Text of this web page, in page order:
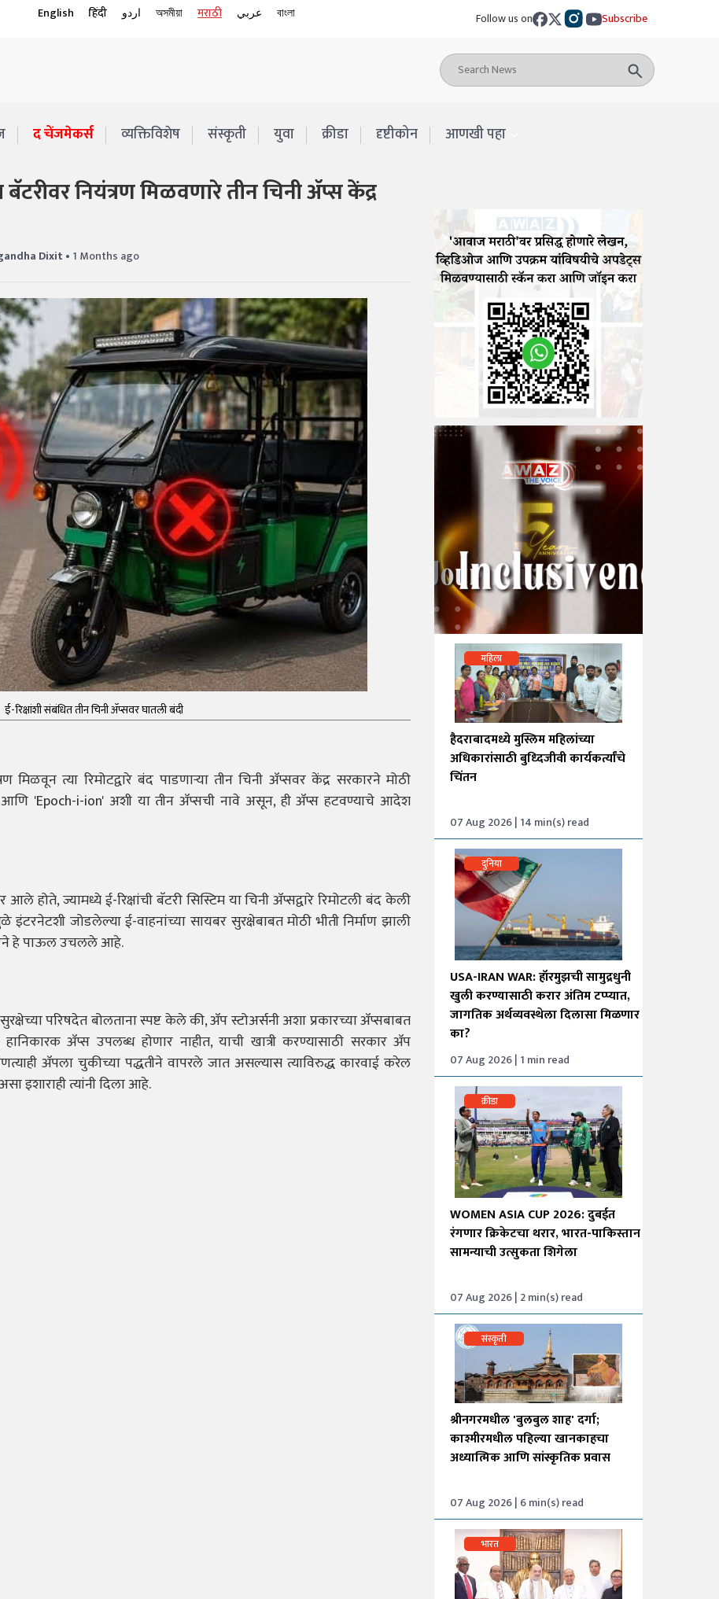
English हिंदी اردو অসমীয়া मराठी عربي বাংলা Follow us on Subscribe
द चेंजमेकर्स व्यक्तिविशेष संस्कृती युवा क्रीडा दृष्टीकोन आणखी पहा
बॅटरीवर नियंत्रण मिळवणारे तीन चिनी ॲप्स केंद्र
Dixit• 1 Months ago
ई-रिक्षांशी संबंधित तीन चिनी ॲप्सवर घातली बंदी
मिळवून त्या रिमोटद्वारे बंद पाडणाऱ्या तीन चिनी ॲप्सवर केंद्र सरकारने मोठी
'Epoch-i-ion' अशी या तीन ॲप्सची नावे असून, ही ॲप्स हटवण्याचे आदेश
होते, ज्यामध्ये ई-रिक्षांची बॅटरी सिस्टिम या चिनी ॲप्सद्वारे रिमोटली बंद केली
जोडलेल्या ई-वाहनांच्या सायबर सुरक्षेबाबत मोठी भीती निर्माण झाली
हे पाऊल उचलले आहे.
परिषदेत बोलताना स्पष्ट केले की, ॲप स्टोअर्सनी अशा प्रकारच्या ॲप्सबाबत
ॲप्स उपलब्ध होणार नाहीत, याची खात्री करण्यासाठी सरकार ॲप
ॲपला चुकीच्या पद्धतीने वापरले जात असल्यास त्याविरुद्ध कारवाई करेल
इशाराही त्यांनी दिला आहे.
महिला
हैदराबादमध्ये मुस्लिम महिलांच्या
अधिकारांसाठी बुध्दिजीवी कार्यकर्त्यांचे
चिंतन
07 Aug 2026 | 14 min(s) read
दुनिया
USA-IRAN WAR: हॉरमुझची सामुद्रधुनी
खुली करण्यासाठी करार अंतिम टप्प्यात,
जागतिक अर्थव्यवस्थेला दिलासा मिळणार
का?
07 Aug 2026 | 1 min read
क्रीडा
WOMEN ASIA CUP 2026: दुबईत
रंगणार क्रिकेटचा थरार, भारत-पाकिस्तान
सामन्याची उत्सुकता शिगेला
07 Aug 2026 | 2 min(s) read
संस्कृती
श्रीनगरमधील 'बुलबुल शाह' दर्गा;
काश्मीरमधील पहिल्या खानकाहचा
अध्यात्मिक आणि सांस्कृतिक प्रवास
07 Aug 2026 | 6 min(s) read
भारत